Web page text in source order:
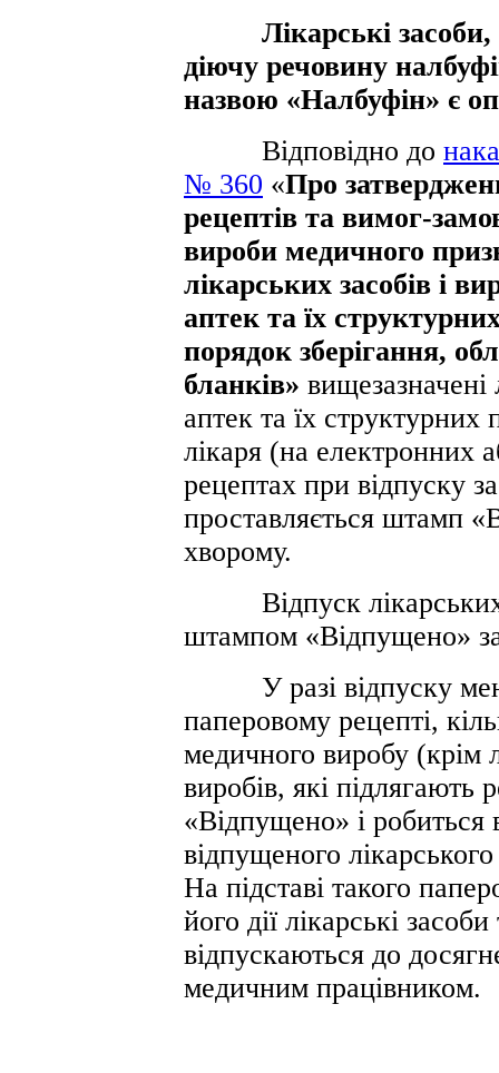
Лікарські засоби,
діючу речовину
назвою «Налбуфін» є
Відповідно до
№ 360 «Про
рецептів та вимог-
вироби медичного
лікарських засобів і
аптек та їх
порядок зберігання,
бланків» вищезазначені
аптек та їх структурних
лікаря (на електронних
рецептах при відпуску
проставляється штамп
хворому.
Відпуск лікарських
штампом «Відпущено»
У разі відпуску
паперовому рецепті,
медичного виробу (крім
виробів, які підлягають
«Відпущено» і робиться
відпущеного
На підставі такого
його дії лікарські
відпускаються до
медичним працівником.